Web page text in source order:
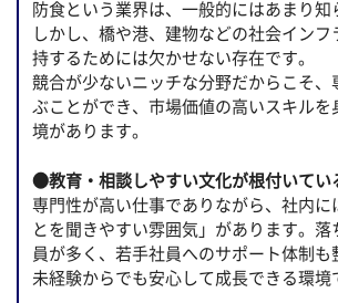
防食という業界は、一般的にはあまり知
しかし、橋や港、建物などの社会インフ
持するためには欠かせない存在です。
競合が少ないニッチな分野だからこそ、
ぶことができ、市場価値の高いスキルを
境があります。
●教育・相談しやすい文化が根付いてい
専門性が高い仕事でありながら、社内に
とを聞きやすい雰囲気」があります。落
員が多く、若手社員へのサポート体制も
未経験からでも安心して成長できる環境